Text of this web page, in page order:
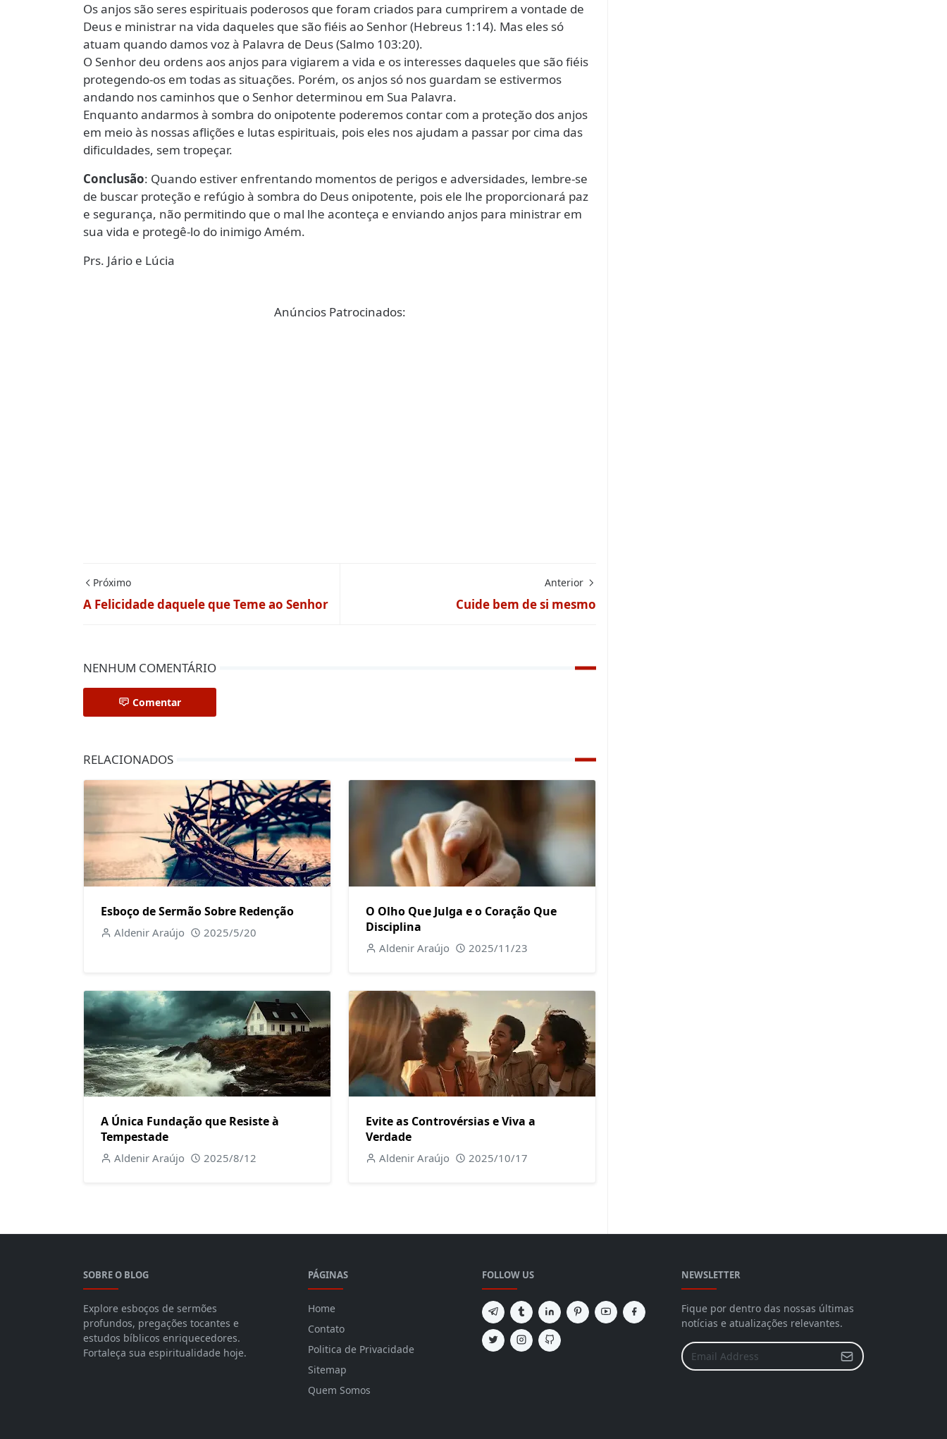
Os anjos são seres espirituais poderosos que foram criados para cumprirem a vontade de
Deus e ministrar na vida daqueles que são fiéis ao Senhor (Hebreus 1:14). Mas eles só
atuam quando damos voz à Palavra de Deus (Salmo 103:20).
O Senhor deu ordens aos anjos para vigiarem a vida e os interesses daqueles que são fiéis
protegendo-os em todas as situações. Porém, os anjos só nos guardam se estivermos
andando nos caminhos que o Senhor determinou em Sua Palavra.
Enquanto andarmos à sombra do onipotente poderemos contar com a proteção dos anjos
em meio às nossas aflições e lutas espirituais, pois eles nos ajudam a passar por cima das
dificuldades, sem tropeçar.
Conclusão: Quando estiver enfrentando momentos de perigos e adversidades, lembre-se
de buscar proteção e refúgio à sombra do Deus onipotente, pois ele lhe proporcionará paz
e segurança, não permitindo que o mal lhe aconteça e enviando anjos para ministrar em
sua vida e protegê-lo do inimigo Amém.
Prs. Jário e Lúcia
Anúncios Patrocinados:
Próximo
A Felicidade daquele que Teme ao Senhor
Anterior
Cuide bem de si mesmo
NENHUM COMENTÁRIO
Comentar
RELACIONADOS
Esboço de Sermão Sobre Redenção
Aldenir Araújo 2025/5/20
O Olho Que Julga e o Coração Que
Disciplina
Aldenir Araújo 2025/11/23
A Única Fundação que Resiste à
Tempestade
Aldenir Araújo 2025/8/12
Evite as Controvérsias e Viva a
Verdade
Aldenir Araújo 2025/10/17
SOBRE O BLOG
Explore esboços de sermões
profundos, pregações tocantes e
estudos bíblicos enriquecedores.
Fortaleça sua espiritualidade hoje.
PÁGINAS
Home
Contato
Politica de Privacidade
Sitemap
Quem Somos
FOLLOW US NEWSLETTER
Fique por dentro das nossas últimas
notícias e atualizações relevantes.